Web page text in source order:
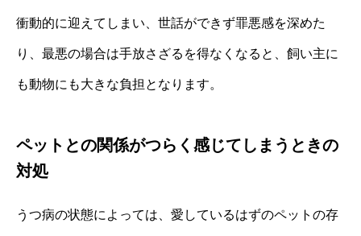
衝動的に迎えてしまい、世話ができず罪悪感を深めた
り、最悪の場合は手放さざるを得なくなると、飼い主に
も動物にも大きな負担となります。
ペットとの関係がつらく感じてしまうときの
対処
うつ病の状態によっては、愛しているはずのペットの存